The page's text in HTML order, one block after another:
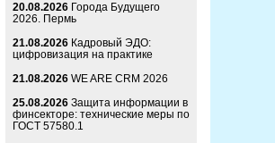
20.08.2026 Города Будущего
2026. Пермь
21.08.2026 Кадровый ЭДО:
цифровизация на практике
21.08.2026 WE ARE CRM 2026
25.08.2026 Защита информации в
финсекторе: технические меры по
ГОСТ 57580.1